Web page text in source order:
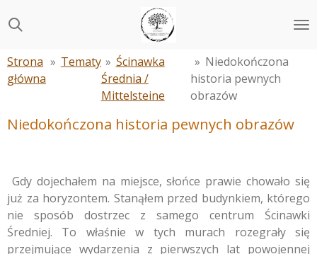
do
treści
Strona
główna
» Tematy » Ścinawka
Średnia /
Mittelsteine
» Niedokończona
historia pewnych
obrazów
Niedokończona historia pewnych obrazów
Gdy dojechałem na miejsce, słońce prawie chowało się
już za horyzontem. Stanąłem przed budynkiem, którego
nie sposób dostrzec z samego centrum Ścinawki
Średniej. To właśnie w tych murach rozegrały się
przejmujące wydarzenia z pierwszych lat powojennej